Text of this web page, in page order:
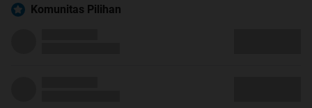
Komunitas Pilihan